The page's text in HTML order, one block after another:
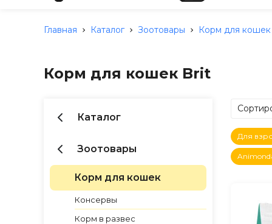
Главная Каталог Зоотовары Корм для кошек
Корм для кошек Brit
Каталог
Зоотовары
Корм для кошек
Консервы
Корм в развес
по
по
по
Для